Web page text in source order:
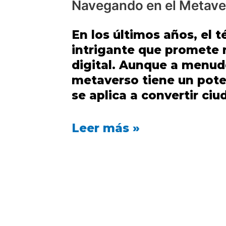
Navegando en el
En los últimos años, el
intrigante que promete
digital. Aunque a
metaverso tiene un
se aplica a convertir
Leer más »